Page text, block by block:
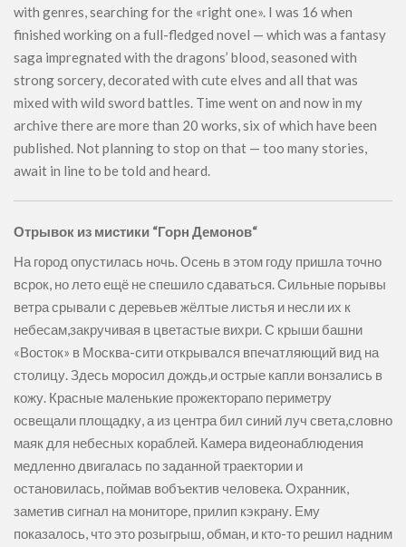
with genres, searching for the «right one». I was 16 when
finished working on a full-fledged novel — which was a fantasy
saga impregnated with the dragons’ blood, seasoned with
strong sorcery, decorated with cute elves and all that was
mixed with wild sword battles. Time went on and now in my
archive there are more than 20 works, six of which have been
published. Not planning to stop on that — too many stories,
await in line to be told and heard.
Отрывок из мистики “Горн Демонов“
На город опустилась ночь. Осень в этом году пришла точно
всрок, но лето ещё не спешило сдаваться. Сильные порывы
ветра срывали с деревьев жёлтые листья и несли их к
небесам,закручивая в цветастые вихри. С крыши башни
«Восток» в Москва-сити открывался впечатляющий вид на
столицу. Здесь моросил дождь,и острые капли вонзались в
кожу. Красные маленькие прожекторапо периметру
освещали площадку, а из центра бил синий луч света,словно
маяк для небесных кораблей. Камера видеонаблюдения
медленно двигалась по заданной траектории и
остановилась, поймав вобъектив человека. Охранник,
заметив сигнал на мониторе, прилип кэкрану. Ему
показалось, что это розыгрыш, обман, и кто-то решил надним